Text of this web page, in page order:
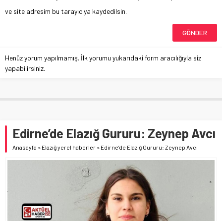
ve site adresim bu tarayıcıya kaydedilsin.
Henüz yorum yapılmamış. İlk yorumu yukarıdaki form aracılığıyla siz
yapabilirsiniz.
Edirne’de Elazığ Gururu: Zeynep Avcı
Anasayfa » Elazığ yerel haberler » Edirne’de Elazığ Gururu: Zeynep Avcı